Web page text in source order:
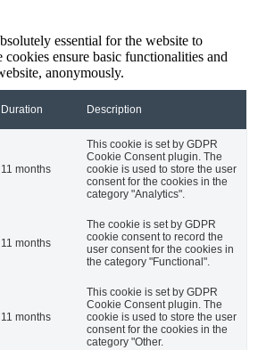
essential for the website to
ensure basic functionalities and
anonymously.
Duration Description
11 months
This cookie is set by GDPR
Cookie Consent plugin. The
cookie is used to store the user
consent for the cookies in the
category "Analytics".
11 months
The cookie is set by GDPR
cookie consent to record the
user consent for the cookies in
the category "Functional".
11 months
This cookie is set by GDPR
Cookie Consent plugin. The
cookie is used to store the user
consent for the cookies in the
category "Other.